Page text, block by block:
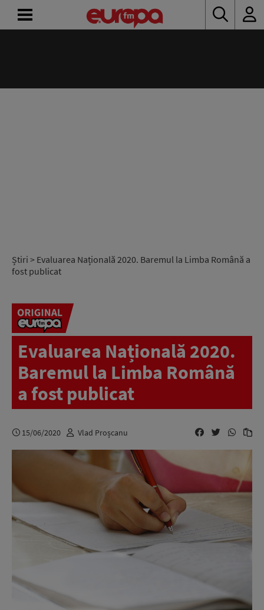
Știri > Evaluarea Națională 2020. Baremul la Limba Română a
fost publicat
Evaluarea Națională 2020.
Baremul la Limba Română
a fost publicat
15/06/2020 Vlad Proșcanu